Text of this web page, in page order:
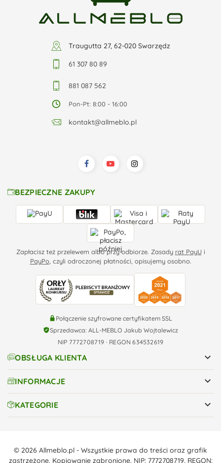
Traugutta 27, 62-020 Swarzędz
61 307 80 89
881 087 562
Pon-Pt: 8:00 - 16:00
kontakt@allmeblo.pl
BEZPIECZNE ZAKUPY
Zapłacisz też przelewem albo przy odbiorze. Zasady rat PayU i
PayPo, czyli odroczonej płatności, opisujemy osobno.
Połączenie szyfrowane certyfikatem SSL
Sprzedawca: ALL-MEBLO Jakub Wojtalewicz
NIP 7772708719 · REGON 634532619
OBSŁUGA KLIENTA 
INFORMACJE 
KATEGORIE 
© 2026 Allmeblo.pl - Wszystkie prawa do treści oraz grafik
zastrzeżone. Kopiowanie zabronione. NIP: 7772708719, REGON: